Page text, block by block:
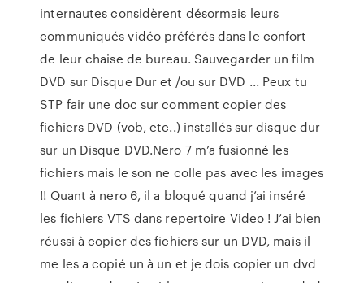
internautes considèrent désormais leurs
communiqués vidéo préférés dans le confort
de leur chaise de bureau. Sauvegarder un film
DVD sur Disque Dur et /ou sur DVD ... Peux tu
STP fair une doc sur comment copier des
fichiers DVD (vob, etc..) installés sur disque dur
sur un Disque DVD.Nero 7 m’a fusionné les
fichiers mais le son ne colle pas avec les images
!! Quant à nero 6, il a bloqué quand j’ai inséré
les fichiers VTS dans repertoire Video ! J’ai bien
réussi à copier des fichiers sur un DVD, mais il
me les a copié un à un et je dois copier un dvd